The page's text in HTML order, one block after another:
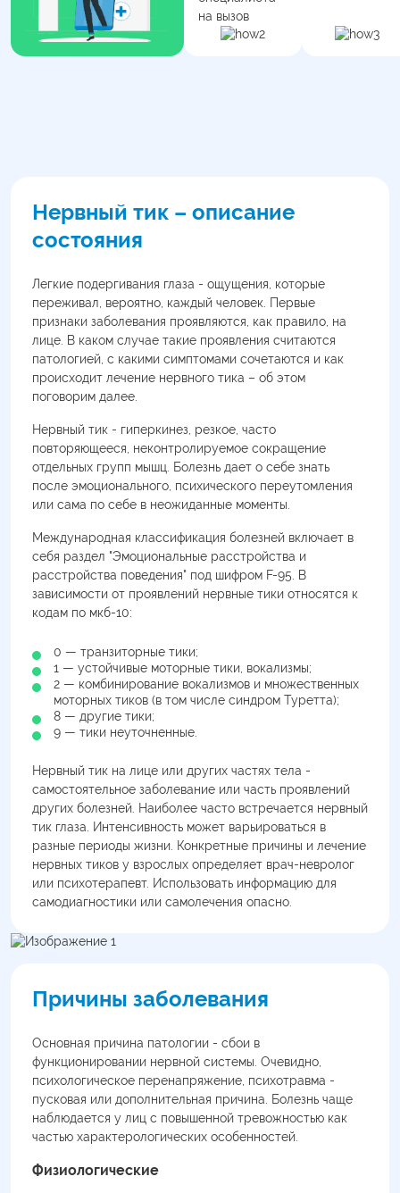
на вызов
Нервный тик – описание
состояния
Легкие подергивания глаза - ощущения, которые
переживал, вероятно, каждый человек. Первые
признаки заболевания проявляются, как правило, на
лице. В каком случае такие проявления считаются
патологией, с какими симптомами сочетаются и как
происходит лечение нервного тика – об этом
поговорим далее.
Нервный тик - гиперкинез, резкое, часто
повторяющееся, неконтролируемое сокращение
отдельных групп мышц. Болезнь дает о себе знать
после эмоционального, психического переутомления
или сама по себе в неожиданные моменты.
Международная классификация болезней включает в
себя раздел "Эмоциональные расстройства и
расстройства поведения" под шифром F-95. В
зависимости от проявлений нервные тики относятся к
кодам по мкб-10:
0 — транзиторные тики;
1 — устойчивые моторные тики, вокализмы;
2 — комбинирование вокализмов и множественных
моторных тиков (в том числе синдром Туретта);
8 — другие тики;
9 — тики неуточненные.
Нервный тик на лице или других частях тела -
самостоятельное заболевание или часть проявлений
других болезней. Наиболее часто встречается нервный
тик глаза. Интенсивность может варьироваться в
разные периоды жизни. Конкретные причины и лечение
нервных тиков у взрослых определяет врач-невролог
или психотерапевт. Использовать информацию для
самодиагностики или самолечения опасно.
Причины заболевания
Основная причина патологии - сбои в
функционировании нервной системы. Очевидно,
психологическое перенапряжение, психотравма -
пусковая или дополнительная причина. Болезнь чаще
наблюдается у лиц с повышенной тревожностью как
частью характерологических особенностей.
Физиологические